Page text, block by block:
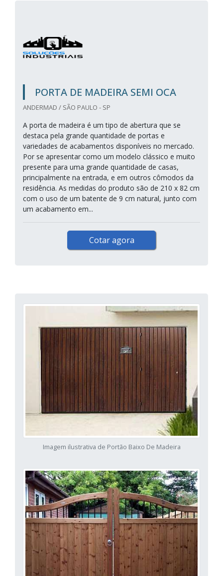
PORTA DE MADEIRA SEMI OCA
ANDERMAD / SÃO PAULO - SP
A porta de madeira é um tipo de abertura que se
destaca pela grande quantidade de portas e
variedades de acabamentos disponíveis no mercado.
Por se apresentar como um modelo clássico e muito
presente para uma grande quantidade de casas,
principalmente na entrada, e em outros cômodos da
residência. As medidas do produto são de 210 x 82 cm
com o uso de um batente de 9 cm natural, junto com
um acabamento em...
Cotar agora
Imagem ilustrativa de Portão Baixo De Madeira